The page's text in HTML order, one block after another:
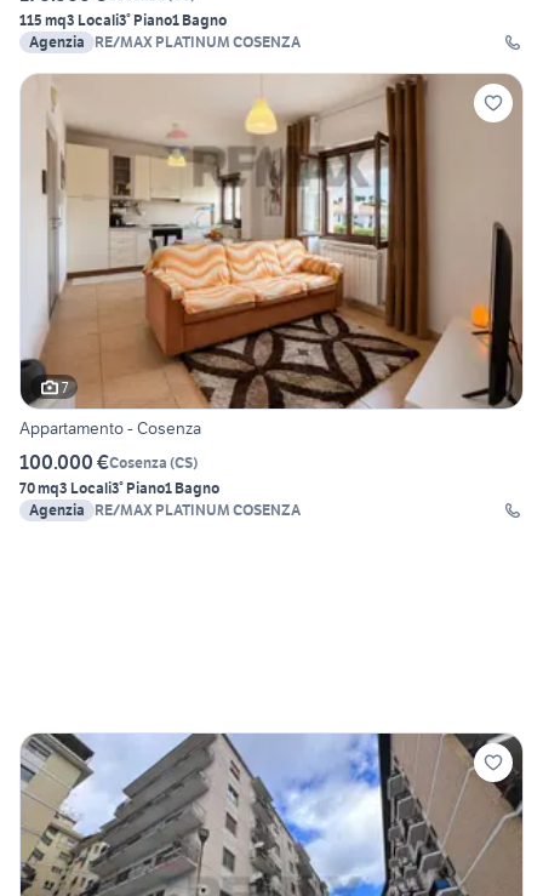
115 mq3 Locali3° Piano1 Bagno
Agenzia
RE/MAX PLATINUM COSENZA
7
Appartamento - Cosenza
100.000 €Cosenza (CS)
70 mq3 Locali3° Piano1 Bagno
Agenzia
RE/MAX PLATINUM COSENZA